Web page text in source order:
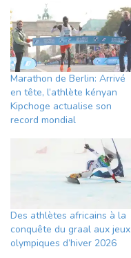
Marathon de Berlin: Arrivé
en tête, l’athlète kényan
Kipchoge actualise son
record mondial
Des athlètes africains à la
conquête du graal aux jeux
olympiques d’hiver 2026